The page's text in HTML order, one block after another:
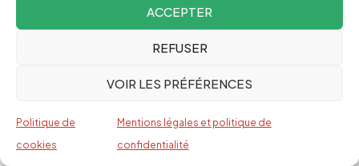
ACCEPTER
REFUSER
VOIR LES PRÉFÉRENCES
Politique de
cookies
Mentions légales et politique de
confidentialité
La guerre contre l’Iran 3.0